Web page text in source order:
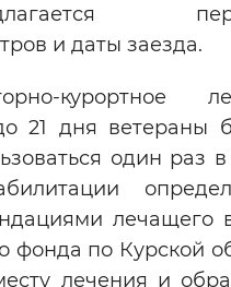
и даты заезда.
курортное
21 дня ветераны
один раз
лечащего
фонда по Курской
лечения и